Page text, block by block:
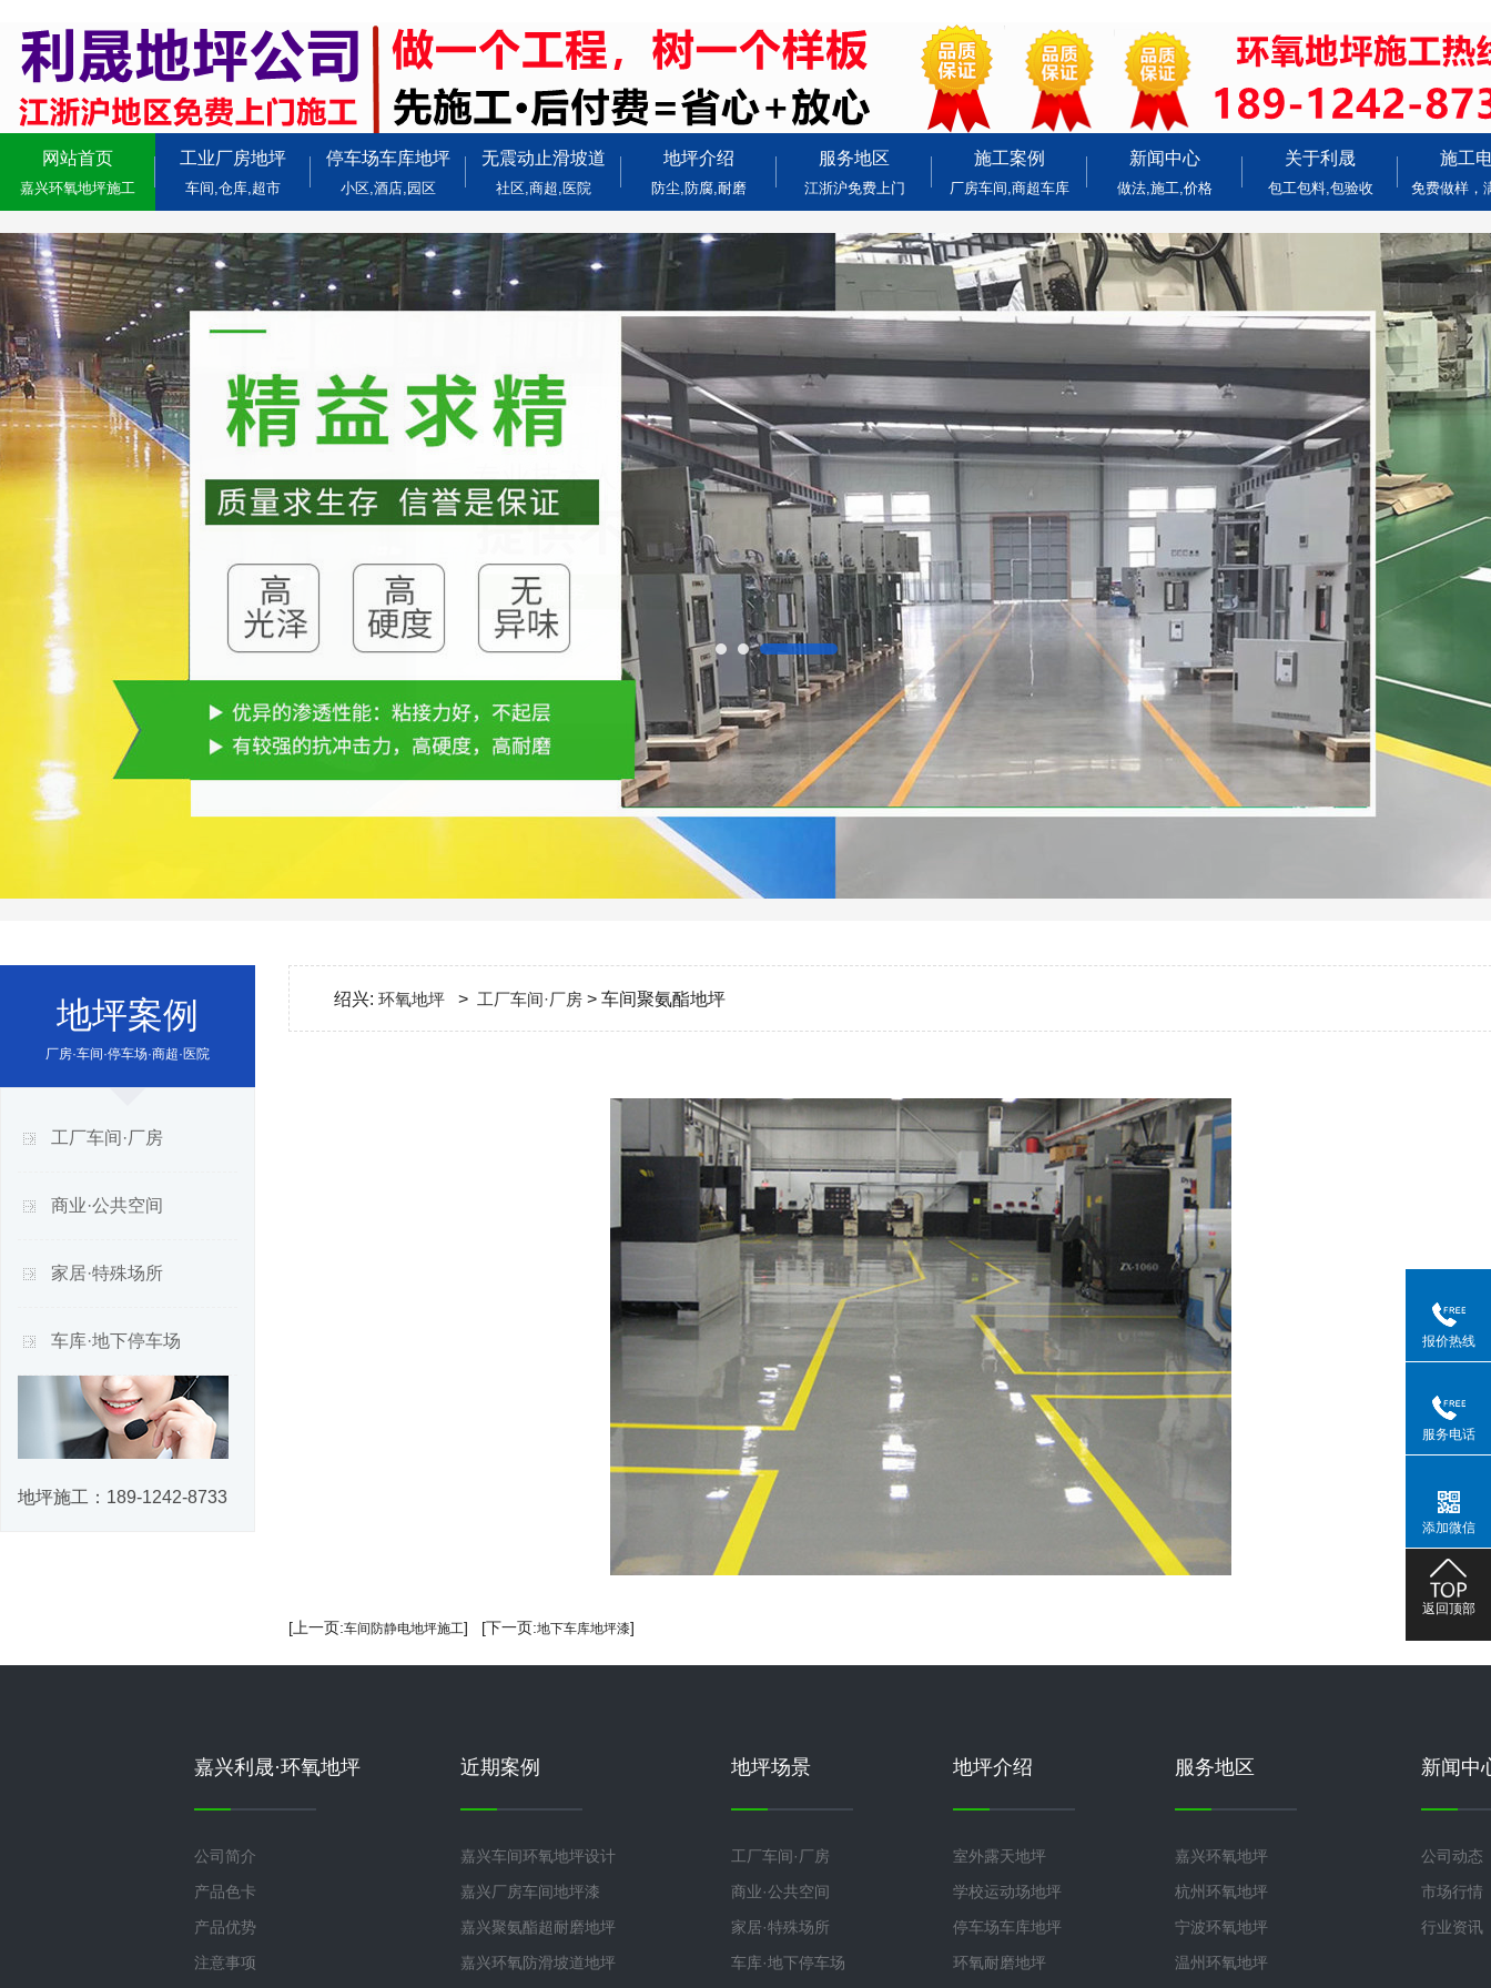
网站首页
嘉兴环氧地坪施工
工业厂房地坪
车间,仓库,超市
停车场车库地坪
小区,酒店,园区
无震动止滑坡道
社区,商超,医院
地坪介绍
防尘,防腐,耐磨
服务地区
江浙沪免费上门
施工案例
厂房车间,商超车库
新闻中心
做法,施工,价格
关于利晟
包工包料,包验收
施工
免费做样，
地坪案例
厂房·车间·停车场·商超·医院
工厂车间·厂房
商业·公共空间
家居·特殊场所
车库·地下停车场
地坪施工： 189-1242-8733
绍兴: 环氧地坪 > 工厂车间·厂房 > 车间聚氨酯地坪
[上一页:车间防静电地坪施工] [下一页:地下车库地坪漆]
嘉兴利晟·环氧地坪
公司简介
产品色卡
产品优势
注意事项
近期案例
嘉兴车间环氧地坪设计
嘉兴厂房车间地坪漆
嘉兴聚氨酯超耐磨地坪
嘉兴环氧防滑坡道地坪
地坪场景
工厂车间·厂房
商业·公共空间
家居·特殊场所
车库·地下停车场
地坪介绍
室外露天地坪
学校运动场地坪
停车场车库地坪
环氧耐磨地坪
服务地区
嘉兴环氧地坪
杭州环氧地坪
宁波环氧地坪
温州环氧地坪
新闻中
公司动态
市场行情
行业资讯
报价热线
服务电话
添加微信
返回顶部